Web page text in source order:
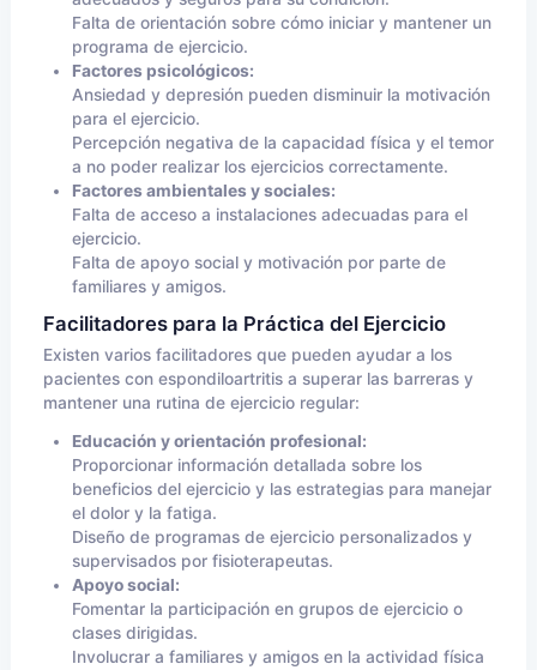
Falta de orientación sobre cómo iniciar y mantener un
programa de ejercicio.
Factores psicológicos:
Ansiedad y depresión pueden disminuir la motivación
para el ejercicio.
Percepción negativa de la capacidad física y el temor
a no poder realizar los ejercicios correctamente.
Factores ambientales y sociales:
Falta de acceso a instalaciones adecuadas para el
ejercicio.
Falta de apoyo social y motivación por parte de
familiares y amigos.
Facilitadores para la Práctica del Ejercicio
Existen varios facilitadores que pueden ayudar a los
pacientes con espondiloartritis a superar las barreras y
mantener una rutina de ejercicio regular:
Educación y orientación profesional:
Proporcionar información detallada sobre los
beneficios del ejercicio y las estrategias para manejar
el dolor y la fatiga.
Diseño de programas de ejercicio personalizados y
supervisados por fisioterapeutas.
Apoyo social:
Fomentar la participación en grupos de ejercicio o
clases dirigidas.
Involucrar a familiares y amigos en la actividad física